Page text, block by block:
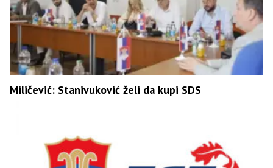
Miličević: Stanivuković želi da kupi SDS